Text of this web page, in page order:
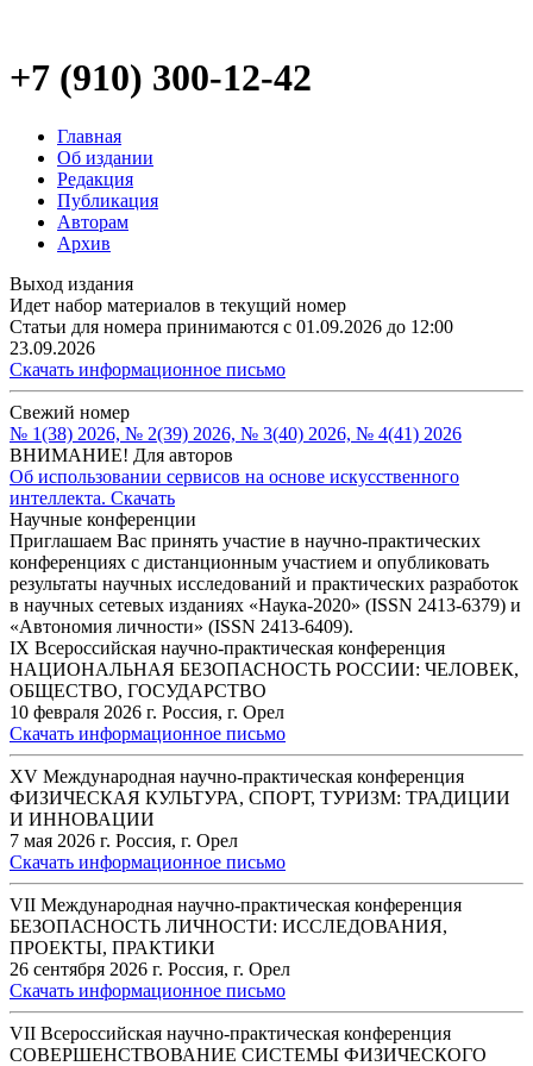
+7 (910) 300-12-42
Главная
Об издании
Редакция
Публикация
Авторам
Архив
Выход издания
Идет набор материалов в текущий номер
Статьи для номера принимаются с 01.09.2026 до 12:00
23.09.2026
Скачать информационное письмо
Свежий номер
№ 1(38) 2026, № 2(39) 2026, № 3(40) 2026, № 4(41) 2026
ВНИМАНИЕ! Для авторов
Об использовании сервисов на основе искусственного
интеллекта. Скачать
Научные конференции
Приглашаем Вас принять участие в научно-практических
конференциях с дистанционным участием и опубликовать
результаты научных исследований и практических разработок
в научных сетевых изданиях «Наука-2020» (ISSN 2413-6379) и
«Автономия личности» (ISSN 2413-6409).
IХ Всероссийская научно-практическая конференция
НАЦИОНАЛЬНАЯ БЕЗОПАСНОСТЬ РОССИИ: ЧЕЛОВЕК,
ОБЩЕСТВО, ГОСУДАРСТВО
10 февраля 2026 г. Россия, г. Орел
Скачать информационное письмо
ХV Международная научно-практическая конференция
ФИЗИЧЕСКАЯ КУЛЬТУРА, СПОРТ, ТУРИЗМ: ТРАДИЦИИ
И ИННОВАЦИИ
7 мая 2026 г. Россия, г. Орел
Скачать информационное письмо
VII Международная научно-практическая конференция
БЕЗОПАСНОСТЬ ЛИЧНОСТИ: ИССЛЕДОВАНИЯ,
ПРОЕКТЫ, ПРАКТИКИ
26 сентября 2026 г. Россия, г. Орел
Скачать информационное письмо
VII Всероссийская научно-практическая конференция
СОВЕРШЕНСТВОВАНИЕ СИСТЕМЫ ФИЗИЧЕСКОГО